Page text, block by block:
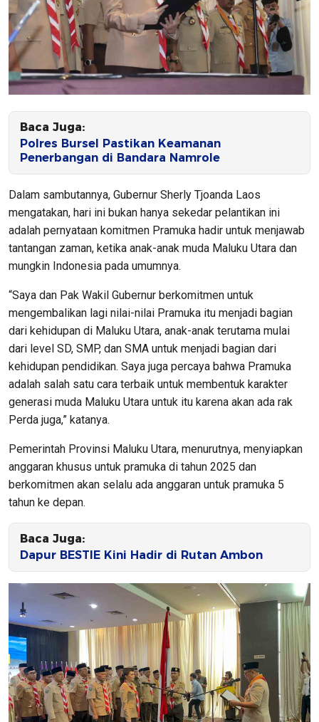
Baca Juga:
Polres Bursel Pastikan Keamanan
Penerbangan di Bandara Namrole
Dalam sambutannya, Gubernur Sherly Tjoanda Laos
mengatakan, hari ini bukan hanya sekedar pelantikan ini
adalah pernyataan komitmen Pramuka hadir untuk menjawab
tantangan zaman, ketika anak-anak muda Maluku Utara dan
mungkin Indonesia pada umumnya.
“Saya dan Pak Wakil Gubernur berkomitmen untuk
mengembalikan lagi nilai-nilai Pramuka itu menjadi bagian
dari kehidupan di Maluku Utara, anak-anak terutama mulai
dari level SD, SMP, dan SMA untuk menjadi bagian dari
kehidupan pendidikan. Saya juga percaya bahwa Pramuka
adalah salah satu cara terbaik untuk membentuk karakter
generasi muda Maluku Utara untuk itu karena akan ada rak
Perda juga,” katanya.
Pemerintah Provinsi Maluku Utara, menurutnya, menyiapkan
anggaran khusus untuk pramuka di tahun 2025 dan
berkomitmen akan selalu ada anggaran untuk pramuka 5
tahun ke depan.
Baca Juga:
Dapur BESTIE Kini Hadir di Rutan Ambon